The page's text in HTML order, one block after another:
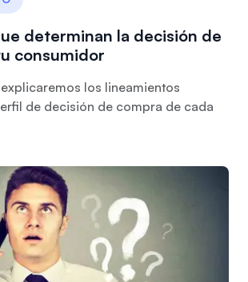
determinan la decisión de
consumidor
los lineamientos
de decisión de compra de cada